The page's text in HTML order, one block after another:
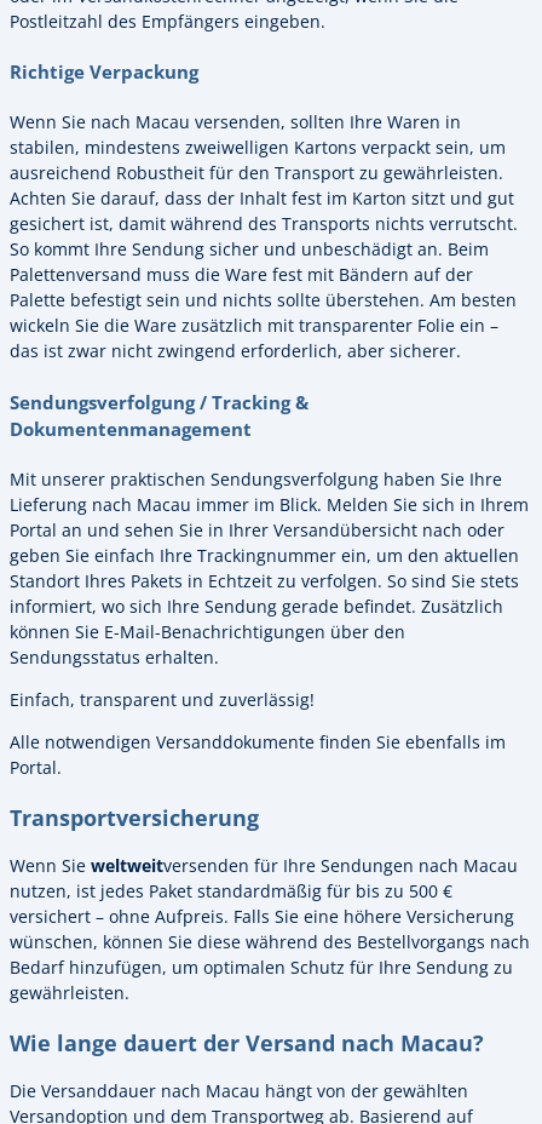
Postleitzahl des Empfängers eingeben.
Richtige Verpackung
Wenn Sie nach Macau versenden, sollten Ihre Waren in
stabilen, mindestens zweiwelligen Kartons verpackt sein, um
ausreichend Robustheit für den Transport zu gewährleisten.
Achten Sie darauf, dass der Inhalt fest im Karton sitzt und gut
gesichert ist, damit während des Transports nichts verrutscht.
So kommt Ihre Sendung sicher und unbeschädigt an. Beim
Palettenversand muss die Ware fest mit Bändern auf der
Palette befestigt sein und nichts sollte überstehen. Am besten
wickeln Sie die Ware zusätzlich mit transparenter Folie ein –
das ist zwar nicht zwingend erforderlich, aber sicherer.
Sendungsverfolgung / Tracking &
Dokumentenmanagement
Mit unserer praktischen Sendungsverfolgung haben Sie Ihre
Lieferung nach Macau immer im Blick. Melden Sie sich in Ihrem
Portal an und sehen Sie in Ihrer Versandübersicht nach oder
geben Sie einfach Ihre Trackingnummer ein, um den aktuellen
Standort Ihres Pakets in Echtzeit zu verfolgen. So sind Sie stets
informiert, wo sich Ihre Sendung gerade befindet. Zusätzlich
können Sie E-Mail-Benachrichtigungen über den
Sendungsstatus erhalten.
Einfach, transparent und zuverlässig!
Alle notwendigen Versanddokumente finden Sie ebenfalls im
Portal.
Transportversicherung
Wenn Sie weltweitversenden für Ihre Sendungen nach Macau
nutzen, ist jedes Paket standardmäßig für bis zu 500 €
versichert – ohne Aufpreis. Falls Sie eine höhere Versicherung
wünschen, können Sie diese während des Bestellvorgangs nach
Bedarf hinzufügen, um optimalen Schutz für Ihre Sendung zu
gewährleisten.
Wie lange dauert der Versand nach Macau?
Die Versanddauer nach Macau hängt von der gewählten
Versandoption und dem Transportweg ab. Basierend auf